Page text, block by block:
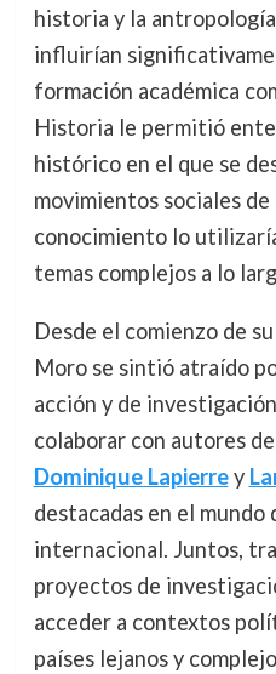
historia y la
influirían
formación académica
Historia le permitió
histórico en el que se
movimientos sociales
conocimiento lo
temas complejos a lo
Desde el comienzo de
Moro se sintió atraído
acción y de
colaborar con autores
Dominique Lapierrey
destacadas en el mundo
internacional. Juntos,
proyectos de
acceder a contextos
países lejanos y